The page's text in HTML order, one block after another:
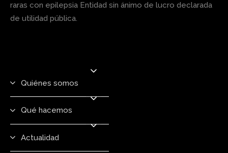
raras con epilepsia Entidad sin ánimo de lucro declarada
de utilidad pública.
Quiénes somos
Qué hacemos
Actualidad